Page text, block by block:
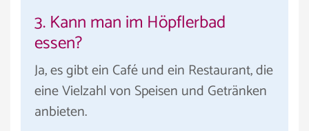
3. Kann man im Höpflerbad
essen?
Ja, es gibt ein Café und ein Restaurant, die
eine Vielzahl von Speisen und Getränken
anbieten.